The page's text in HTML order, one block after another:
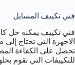
فني تكييف المسايل
فني تكييف يمكنه حل
الاجهزة التي تحتاج
تحصل على الكفاءة
للتكييفات التي نقوم